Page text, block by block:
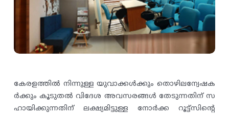
കേരളത്തിൽ നിന്നുള്ള യുവാക്കൾക്കും തൊഴിലന്വേഷക
ർക്കും കൂടുതൽ വിദേശ അവസരങ്ങൾ തേടുന്നതിന് സ
ഹായിക്കുന്നതിന് ലക്ഷ്യമിട്ടുള്ള നോർക്ക റൂട്ട്സിൻ്റെ